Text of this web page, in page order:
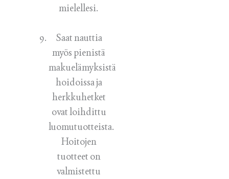
mielellesi.
Saat nauttia
myös pienistä
makuelämyksistä
hoidoissa ja
herkkuhetket
ovat loihdittu
luomutuotteista.
Hoitojen
tuotteet on
valmistettu